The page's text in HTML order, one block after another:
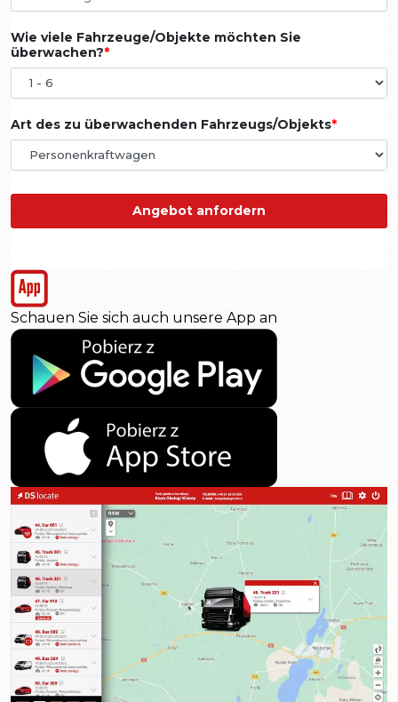
Wie viele Fahrzeuge/Objekte möchten Sie
überwachen?
Art des zu überwachenden Fahrzeugs/Objekts
Angebot anfordern
Schauen Sie sich auch unsere App an